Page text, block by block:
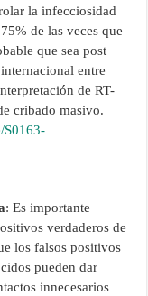
la infecciosidad
de las veces que
que sea post
entre
de RT-
cribado masivo.
S0163-
: Es importante
verdaderos de
los falsos positivos
pueden dar
innecesarios